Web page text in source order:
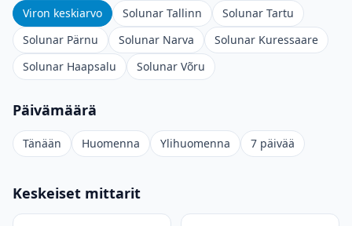
Viron keskiarvo Solunar Tallinn
Solunar Tartu
Solunar Pärnu
Solunar Narva
Solunar Kuressaare
Solunar Haapsalu
Solunar Võru
Päivämäärä
Tänään Huomenna Ylihuomenna 7 päivää
Keskeiset mittarit